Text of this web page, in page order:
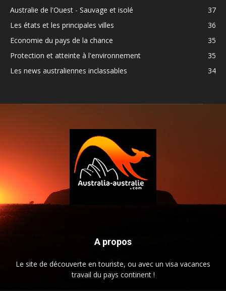
Australie de l'Ouest - Sauvage et isolé
37
Les états et les principales villes
36
Economie du pays de la chance
35
Protection et atteinte à l'environnement
35
Les news australiennes inclassables
34
A propos
Le site de découverte en touriste, ou avec un visa vacances
travail du pays continent !